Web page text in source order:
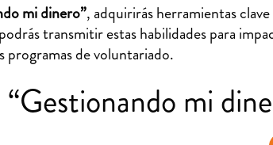
mi dinero”, adquirirás herramientas
transmitir estas habilidades para
programas de voluntariado.
mi